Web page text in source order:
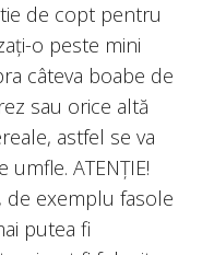
de copt pentru
o peste mini
câteva boabe de
sau orice altă
astfel se va
ATENȚIE!
de exemplu fasole
putea fi